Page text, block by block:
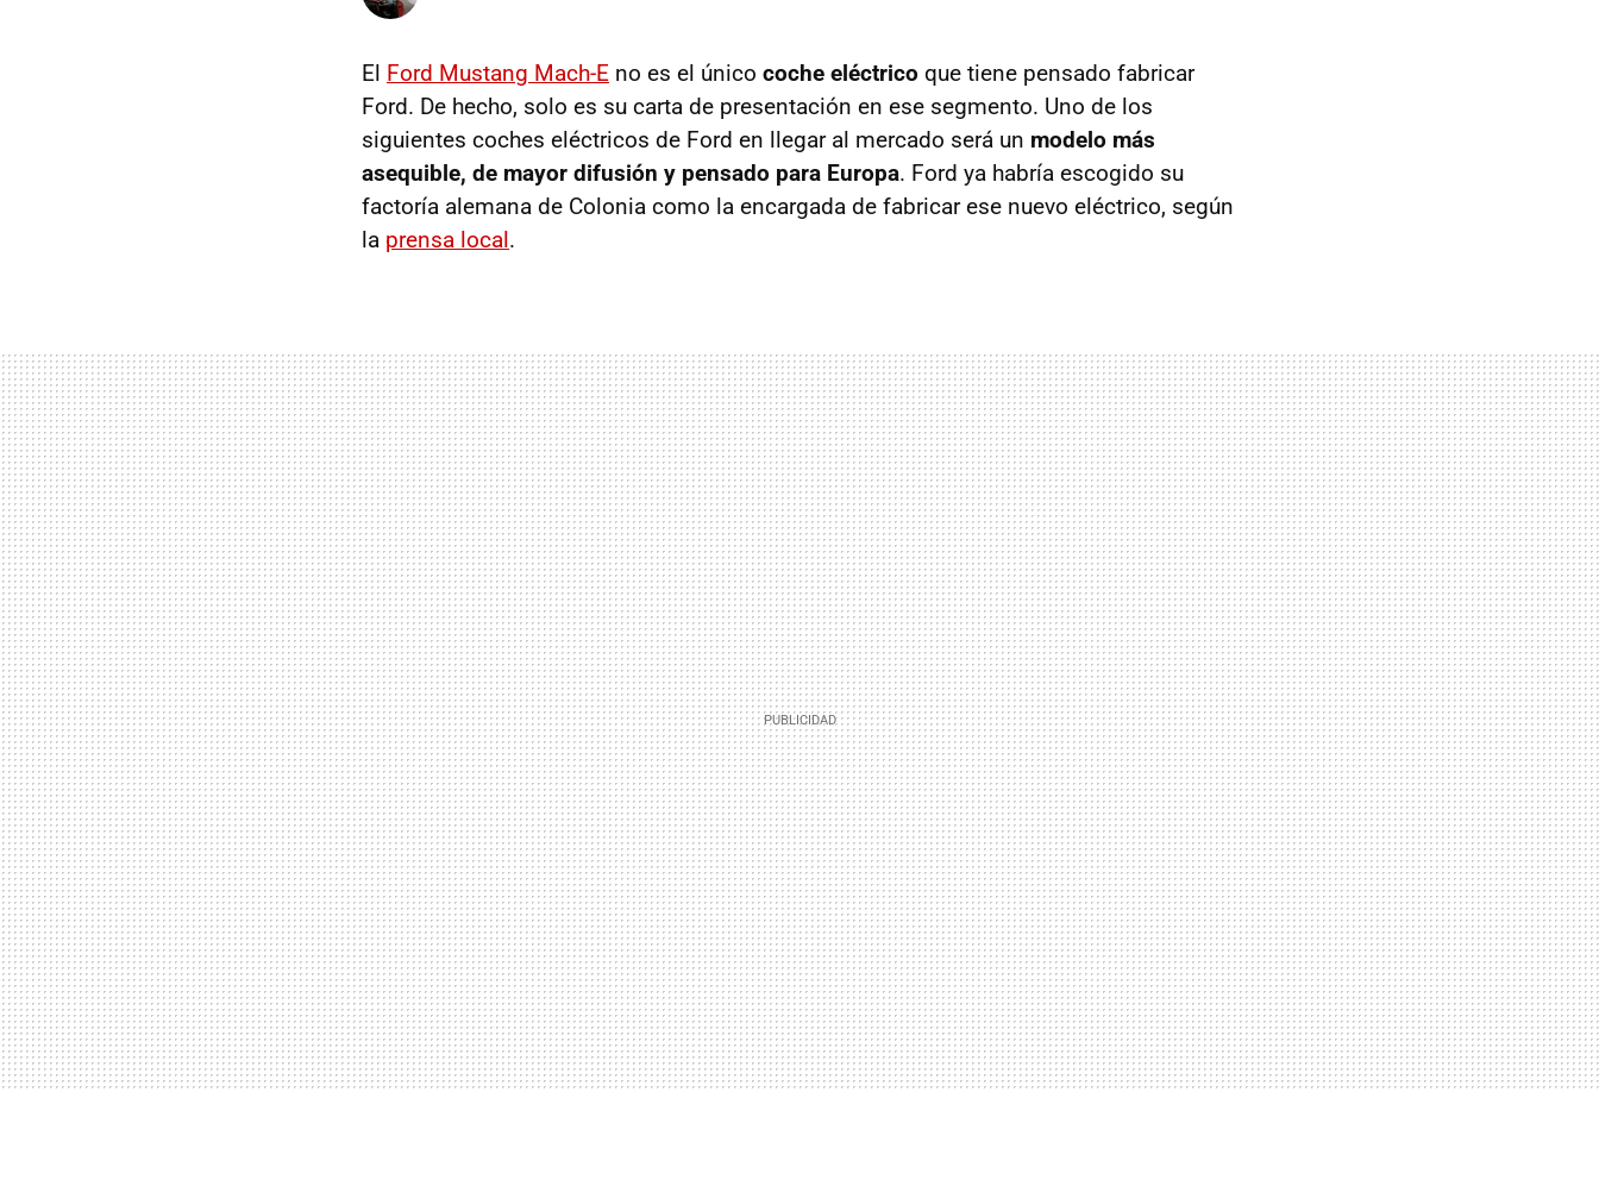
El Ford Mustang Mach-E no es el único coche eléctrico que tiene pensado fabricar
Ford. De hecho, solo es su carta de presentación en ese segmento. Uno de los
siguientes coches eléctricos de Ford en llegar al mercado será un modelo más
asequible, de mayor difusión y pensado para Europa. Ford ya habría escogido su
factoría alemana de Colonia como la encargada de fabricar ese nuevo eléctrico, según
la prensa local.